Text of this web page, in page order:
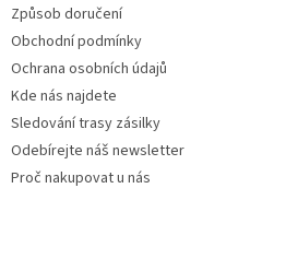
Způsob doručení
Obchodní podmínky
Ochrana osobních údajů
Kde nás najdete
Sledování trasy zásilky
Odebírejte náš newsletter
Proč nakupovat u nás